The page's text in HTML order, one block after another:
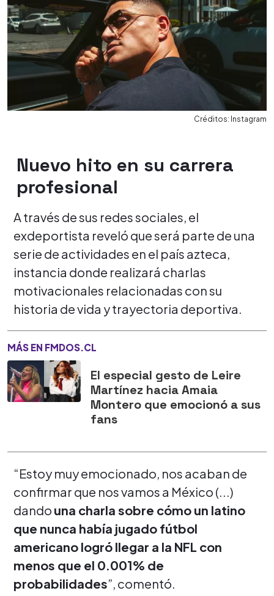
Créditos: Instagram
Nuevo hito en su carrera
profesional
A través de sus redes sociales, el
exdeportista reveló que será parte de una
serie de actividades en el país azteca,
instancia donde realizará charlas
motivacionales relacionadas con su
historia de vida y trayectoria deportiva.
MÁS EN FMDOS.CL
El especial gesto de Leire
Martínez hacia Amaia
Montero que emocionó a sus
fans
“Estoy muy emocionado, nos acaban de
confirmar que nos vamos a México (...)
dando una charla sobre cómo un latino
que nunca había jugado fútbol
americano logró llegar a la NFL con
menos que el 0.001% de
probabilidades”, comentó.